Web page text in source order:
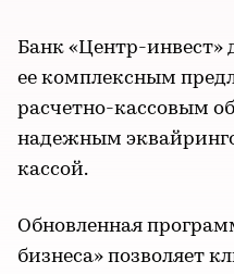
Банк «Центр-инвест»
ее комплексным
расчетно-кассовым
надежным
кассой.
Обновленная
бизнеса» позволяет